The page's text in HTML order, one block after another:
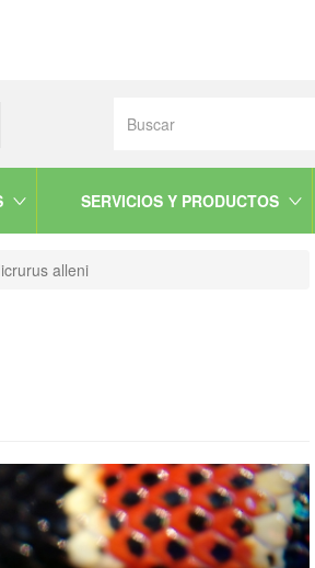
SERVICIOS Y PRODUCTOS
alleni
Next